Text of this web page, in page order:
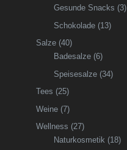
Gesunde Snacks (3)
Schokolade (13)
Salze (40)
Badesalze (6)
Speisesalze (34)
Tees (25)
Weine (7)
Wellness (27)
Naturkosmetik (18)